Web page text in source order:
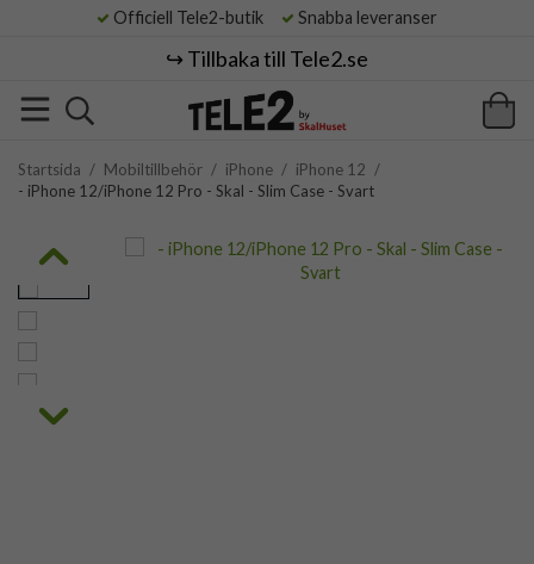
Officiell Tele2-butik Snabba leveranser
↪️ Tillbaka till Tele2.se
Startsida / Mobiltillbehör / iPhone / iPhone 12 /
- iPhone 12/iPhone 12 Pro - Skal - Slim Case - Svart